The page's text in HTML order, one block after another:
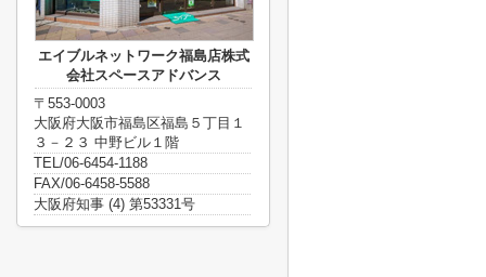
エイブルネットワーク福島店株式
会社スペースアドバンス
〒553-0003
大阪府大阪市福島区福島５丁目１
３－２３ 中野ビル１階
TEL/06-6454-1188
FAX/06-6458-5588
大阪府知事 (4) 第53331号